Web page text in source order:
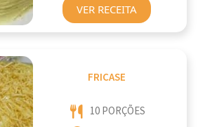
VER RECEITA
FRICASE
10 PORÇÕES